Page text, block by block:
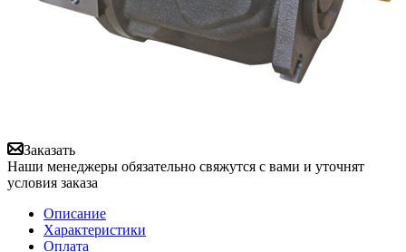
Заказать
Наши менеджеры обязательно свяжутся с вами и уточнят
условия заказа
Описание
Характеристики
Оплата